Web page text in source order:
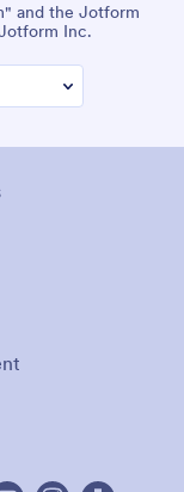
and the Jotform
Inc.